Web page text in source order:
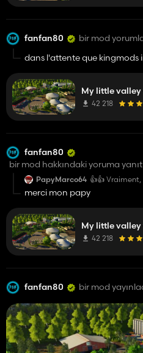
fanfan80 bir mod
dans l'attente que kingmods
https://youtu.be/My little valley
42 218
fanfan80
bir mod hakkındaki yoruma
PapyMarco64 👍👍 Vraiment, si là y'a des soucis, je ne comprends
merci mon papy
My little valley
42 218
fanfan80 bir mod